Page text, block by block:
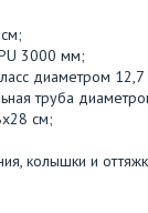
3000 мм;
диаметром
труба
см;
колышки и